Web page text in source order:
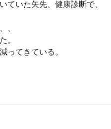
ていた矢先、健康診断で、
、
。
ってきている。